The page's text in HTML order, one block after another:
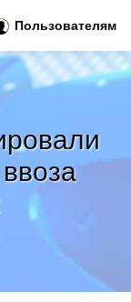
Пользователям